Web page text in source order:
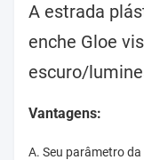
A estrada
enche Gloe
escuro/
Vantagens:
A. Seu parâmetro